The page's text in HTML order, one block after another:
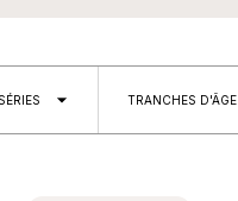
arrow_drop_down TRANCHES D'ÂGE